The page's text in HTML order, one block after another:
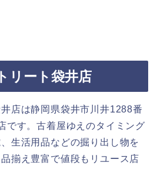
リート袋井店
店は静岡県袋井市川井1288番
です。古着屋ゆえのタイミング
生活用品などの掘り出し物を
揃え豊富で値段もリユース店